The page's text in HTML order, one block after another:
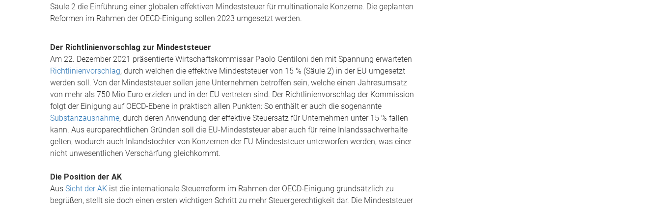
Säule 2 die Einführung einer globalen effektiven Mindeststeuer für multinationale Konzerne. Die geplanten
Reformen im Rahmen der OECD-Einigung sollen 2023 umgesetzt werden.
Der Richtlinienvorschlag zur Mindeststeuer
Am 22. Dezember 2021 präsentierte Wirtschaftskommissar Paolo Gentiloni den mit Spannung erwarteten
Richtlinienvorschlag, durch welchen die effektive Mindeststeuer von 15 % (Säule 2) in der EU umgesetzt
werden soll. Von der Mindeststeuer sollen jene Unternehmen betroffen sein, welche einen Jahresumsatz
von mehr als 750 Mio Euro erzielen und in der EU vertreten sind. Der Richtlinienvorschlag der Kommission
folgt der Einigung auf OECD-Ebene in praktisch allen Punkten: So enthält er auch die sogenannte
Substanzausnahme, durch deren Anwendung der effektive Steuersatz für Unternehmen unter 15 % fallen
kann. Aus europarechtlichen Gründen soll die EU-Mindeststeuer aber auch für reine Inlandssachverhalte
gelten, wodurch auch Inlandstöchter von Konzernen der EU-Mindeststeuer unterworfen werden, was einer
nicht unwesentlichen Verschärfung gleichkommt.
Die Position der AK
Aus Sicht der AK ist die internationale Steuerreform im Rahmen der OECD-Einigung grundsätzlich zu
begrüßen, stellt sie doch einen ersten wichtigen Schritt zu mehr Steuergerechtigkeit dar. Die Mindeststeuer